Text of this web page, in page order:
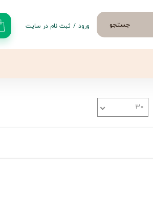
جستجو ورود / ثبت نام در سایت
۳۰